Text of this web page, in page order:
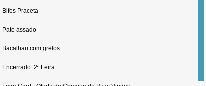
Bifes Praceta
Pato assado
Bacalhau com grelos
Encerrado: 2ª Feira